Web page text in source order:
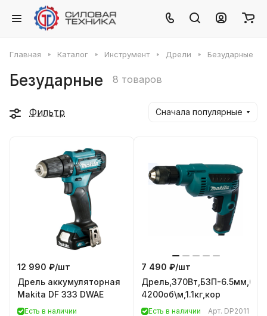
Главная Каталог Инструмент Дрели Безударные
Безударные 8 товаров
Фильтр Сначала популярные
12 990 ₽/шт
Дрель аккумуляторная
Makita DF 333 DWAE
Есть в наличии
7 490 ₽/шт
Дрель,370Вт,БЗП-6.5мм,0-
4200об\м,1.1кг,кор
Есть в наличии Арт. DP2011